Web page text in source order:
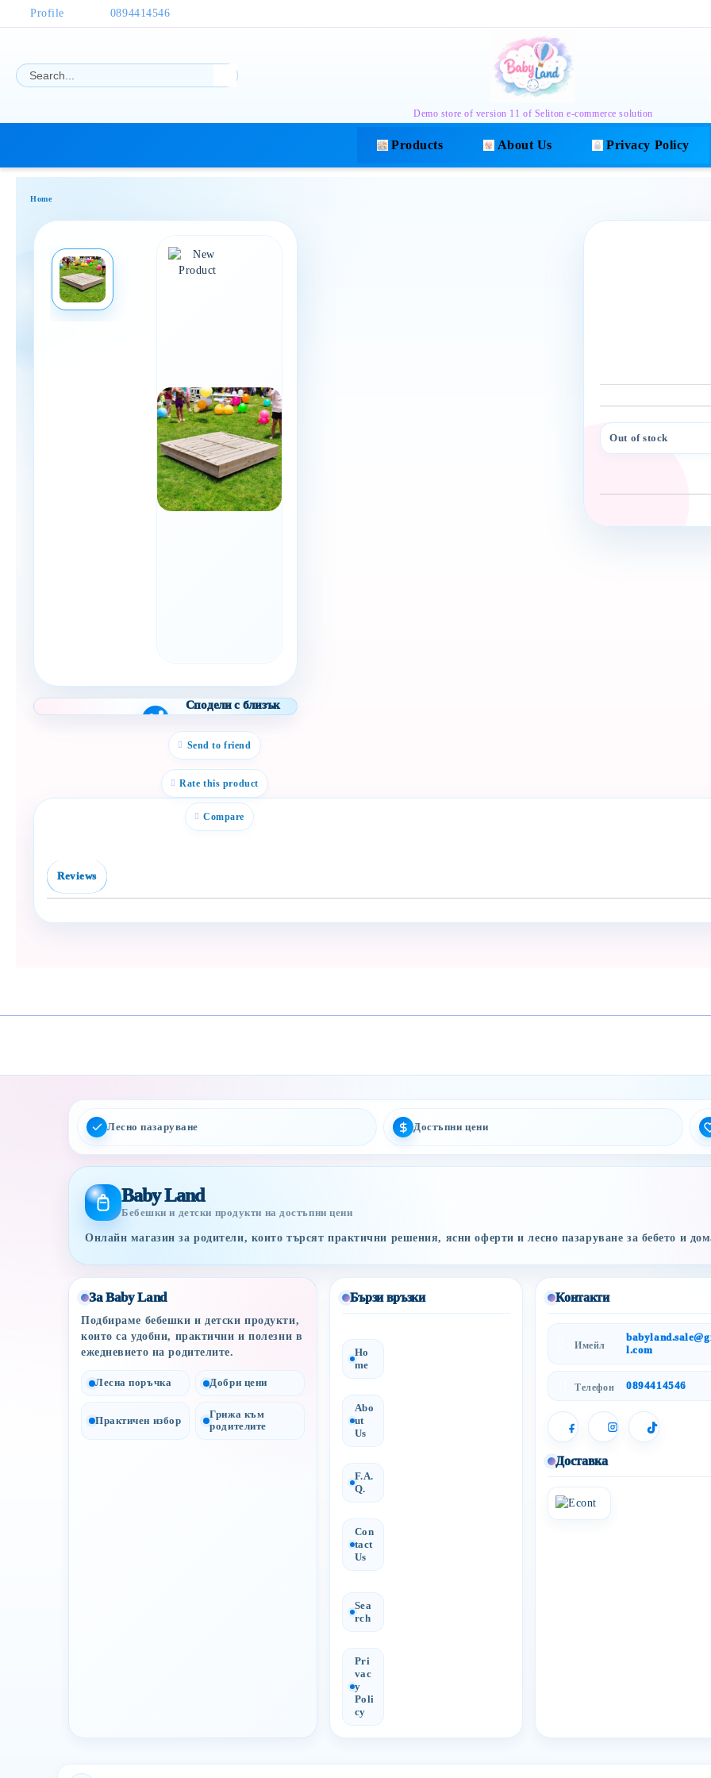
Profile 0894414546
Demo store of version 11 of Seliton e-commerce solution
Products About Us Privacy Policy
Home
Out of stock
Сподели с близък
бебе? Изпрати го бързо.
Facebook Viber
WhatsApp
Копирай линк
Send to friend
Rate this product
Compare
Reviews
Лесно пазаруване Достъпни цени
Baby Land
Бебешки и детски продукти на достъпни цени
Онлайн магазин за родители, които търсят практични решения, ясни оферти и лесно пазаруване за бебето и
За Baby Land
Подбираме бебешки и детски продукти,
които са удобни, практични и полезни в
ежедневието на родителите.
Лесна поръчка Добри цени
Практичен избор
Грижа към
родителите
Бързи връзки
Ho
me
Abo
ut
Us
F.A.
Q.
Con
tact
Us
Sea
rch
Pri
vac
y
Poli
cy
Контакти
Имейл
l.com
Телефон 0894414546
Доставка